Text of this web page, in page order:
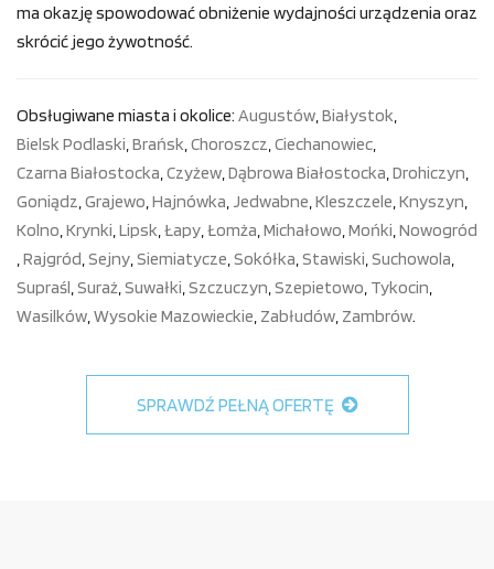
ma okazję spowodować obniżenie wydajności urządzenia oraz
skrócić jego żywotność.
Obsługiwane miasta i okolice: Augustów,Białystok,
Bielsk Podlaski,Brańsk,Choroszcz,Ciechanowiec,
Czarna Białostocka,Czyżew,Dąbrowa Białostocka,Drohiczyn,
Goniądz,Grajewo,Hajnówka,Jedwabne,Kleszczele,Knyszyn,
Kolno,Krynki,Lipsk,Łapy,Łomża,Michałowo,Mońki,Nowogród
,Rajgród,Sejny,Siemiatycze,Sokółka,Stawiski,Suchowola,
Supraśl,Suraż,Suwałki,Szczuczyn,Szepietowo, Tykocin,
Wasilków,Wysokie Mazowieckie, Zabłudów, Zambrów.
SPRAWDŹ PEŁNĄ OFERTĘ